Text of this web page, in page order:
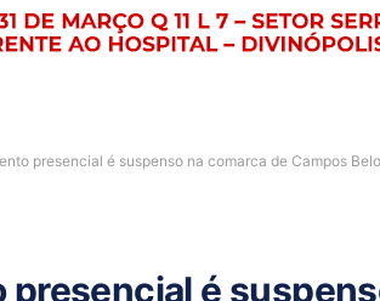
presencial é suspenso na comarca de Campos
é